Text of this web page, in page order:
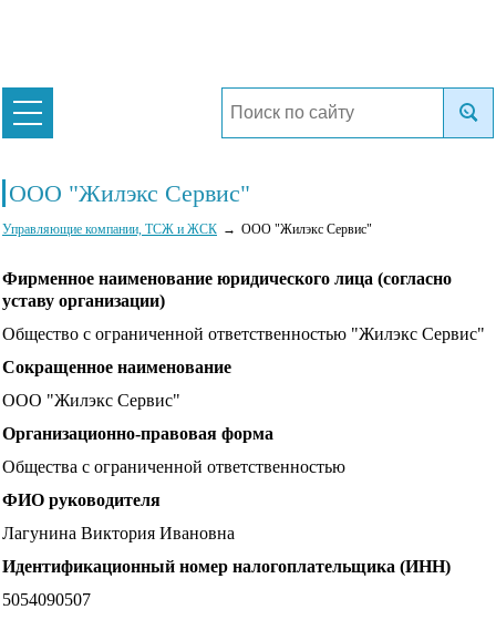
ООО "Жилэкс Сервис"
Управляющие компании, ТСЖ и ЖСК ООО "Жилэкс Сервис"
Фирменное наименование юридического лица (согласно
уставу организации)
Общество с ограниченной ответственностью "Жилэкс Сервис"
Сокращенное наименование
ООО "Жилэкс Сервис"
Организационно-правовая форма
Общества с ограниченной ответственностью
ФИО руководителя
Лагунина Виктория Ивановна
Идентификационный номер налогоплательщика (ИНН)
5054090507